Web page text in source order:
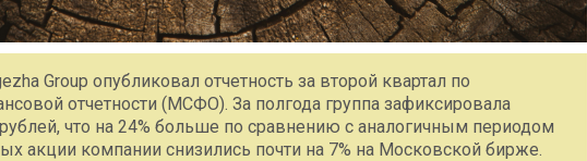
Group опубликовал отчетность за второй квартал по
отчетности (МСФО). За полгода группа зафиксировала
что на 24% больше по сравнению с аналогичным периодом
акции компании снизились почти на 7% на Московской бирже.